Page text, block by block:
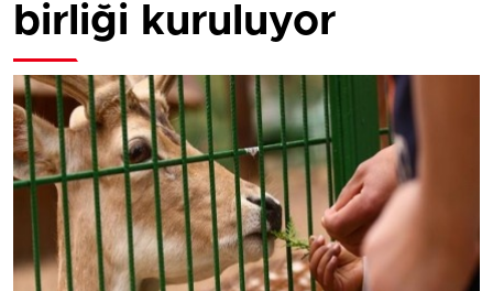
birliği kuruluyor